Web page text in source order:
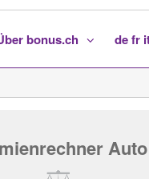
bonus.ch de fr
Auto